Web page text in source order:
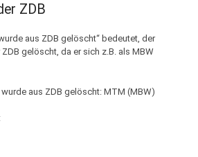
ZDB
aus ZDB gelöscht“ bedeutet, der
gelöscht, da er sich z.B. als MBW
aus ZDB gelöscht: MTM (MBW)